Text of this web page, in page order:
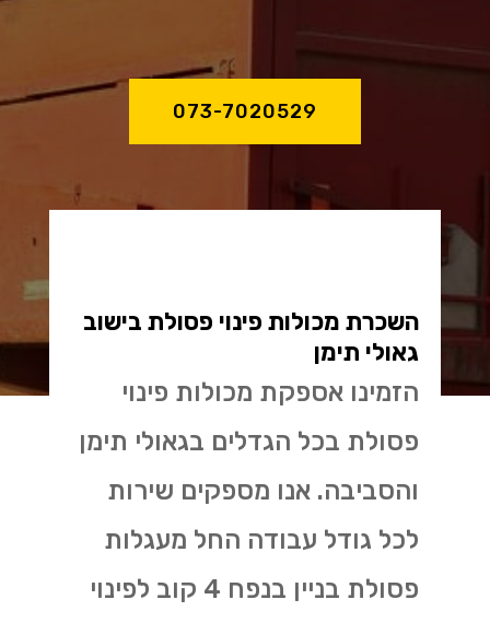
073-7020529
השכרת מכולות פינוי פסולת בישוב
גאולי תימן
הזמינו אספקת מכולות פינוי
פסולת בכל הגדלים בגאולי תימן
והסביבה. אנו מספקים שירות
לכל גודל עבודה החל מעגלות
פסולת בניין בנפח 4 קוב לפינוי